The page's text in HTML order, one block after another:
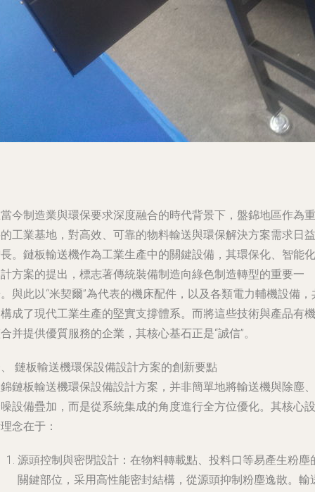
今制造業與環保要求深度融合的時代背景下，盤錦地區作為重
工業基地，對高效、可靠的物料輸送與環保解決方案需求日益
。鏈板輸送機作為工業生產中的關鍵設備，其環保化、智能化
方案的提出，標志著傳統裝備制造向綠色制造轉型的重要一
與此以“米契爾”為代表的機床配件，以及各類電力輔機設備，
成了現代工業生產的堅實支撐體系。而將這些技術與產品有機
并提供優質服務的企業，其核心基石正是“誠信”。
鏈板輸送機環保設備設計方案的創新要點
鏈板輸送機環保設備設計方案，并非簡單地將輸送機與除塵、
設備疊加，而是從系統集成的角度進行全方位優化。其核心設
念在于：
源頭控制與密閉設計 ：在物料轉載點、投料口等易產生粉塵
關鍵部位，采用高性能密封結構，從源頭抑制粉塵逸散。輸